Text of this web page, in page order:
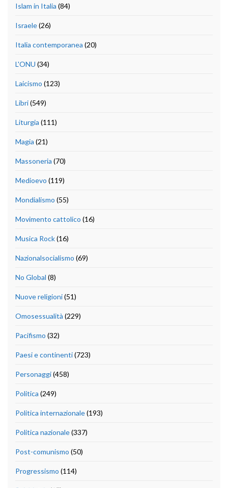
Islam in Italia (84)
Israele(26)
Italia contemporanea (20)
L'ONU (34)
Laicismo (123)
Libri(549)
Liturgia (111)
Magia (21)
Massoneria (70)
Medioevo (119)
Mondialismo (55)
Movimento cattolico (16)
Musica Rock(16)
Nazionalsocialismo (69)
No Global (8)
Nuove religioni(51)
Omosessualità (229)
Pacifismo (32)
Paesi e continenti(723)
Personaggi(458)
Politica (249)
Politica internazionale(193)
Politica nazionale(337)
Post-comunismo (50)
Progressismo (114)